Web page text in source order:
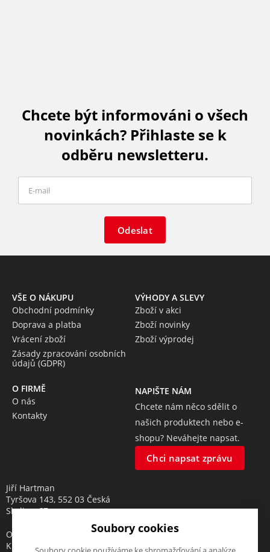
Chcete být informováni o všech
novinkách? Přihlaste se k
odběru newsletteru.
Odeslat
VŠE O NÁKUPU
Obchodní podmínky
Doprava a platba
Vrácení zboží
Zásady zpracování osobních
údajů (GDPR)
VÝHODY A SLEVY
Zboží v akci
Zboží novinky
Zboží výprodej
O FIRMĚ
O nás
Kontakty
NAPIŠTE NÁM
Chcete nám něco sdělit o
našich produktech nebo e-
shopu? Neváhejte napsat.
Chci napsat zprávu
Jiří Hartman
Tyršova 143, 552 03 Česká
Skalice, CZ
Obchodní rejstřík vedený u
Krajského soudu v Hradci
Soubory cookies